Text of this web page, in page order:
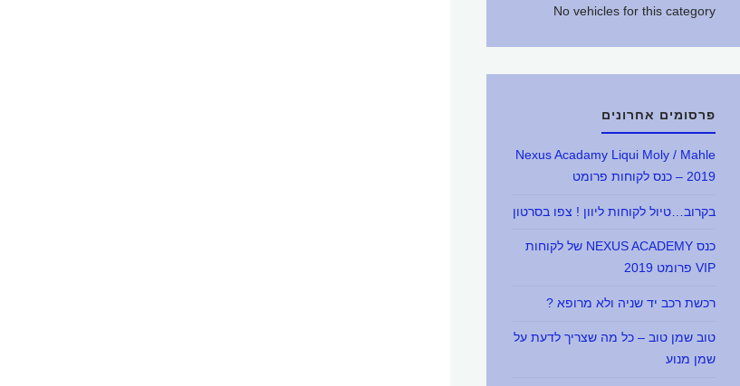
No vehicles for this category
פרסומים אחרונים
Nexus Acadamy Liqui Moly / Mahle
2019 – כנס לקוחות פרומט
בקרוב…טיול לקוחות ליוון ! צפו בסרטון
כנס NEXUS ACADEMY של לקוחות
VIP פרומט 2019
רכשת רכב יד שניה ולא מרופא ?
טוב שמן טוב – כל מה שצריך לדעת על
שמן מנוע